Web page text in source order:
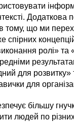
Додаткова
тому, що ми
спірних
ролі» та
для розвитку»
для
більшу
людей по